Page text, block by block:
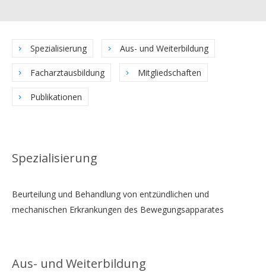
Spezialisierung Aus- und Weiterbildung
Facharztausbildung Mitgliedschaften
Publikationen
Spezialisierung
Beurteilung und Behandlung von entzündlichen und
mechanischen Erkrankungen des Bewegungsapparates
Aus- und Weiterbildung